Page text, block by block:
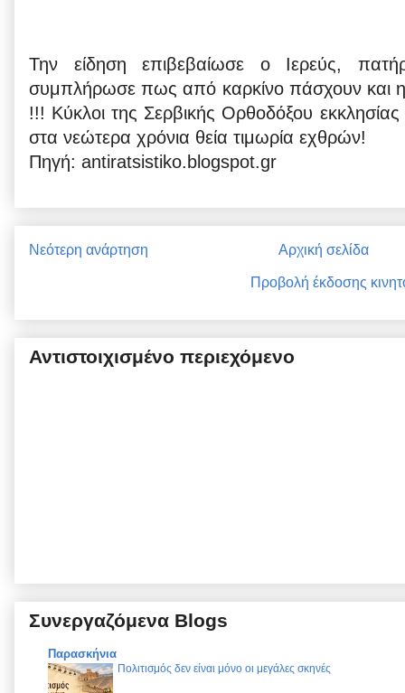
Την είδηση ​​επιβεβαίωσε ο Ιερεύς,
συμπλήρωσε πως από καρκίνο πάσχουν και η
!!! Κύκλοι της Σερβικής Ορθοδόξου
στα νεώτερα χρόνια θεία τιμωρία εχθρών!
Πηγή: antiratsistiko.blogspot.gr
Νεότερη ανάρτηση Αρχική σελίδα
Προβολή έκδοσης
Αντιστοιχισμένο περιεχόμενο
Συνεργαζόμενα Blogs
Παρασκήνια
Πολιτισμός δεν είναι μόνο οι μεγάλες σκηνές